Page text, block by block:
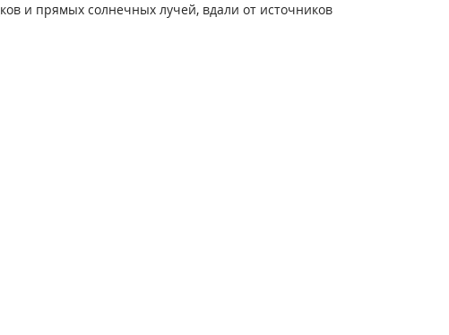
и прямых солнечных лучей, вдали от источников